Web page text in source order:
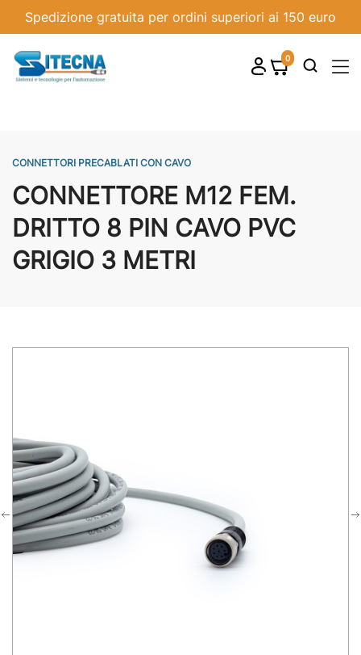
Spedizione gratuita per ordini superiori ai 150 euro
 shopping_cart0
CONNETTORI PRECABLATI CON CAVO
CONNETTORE M12 FEM.
DRITTO 8 PIN CAVO PVC
GRIGIO 3 METRI